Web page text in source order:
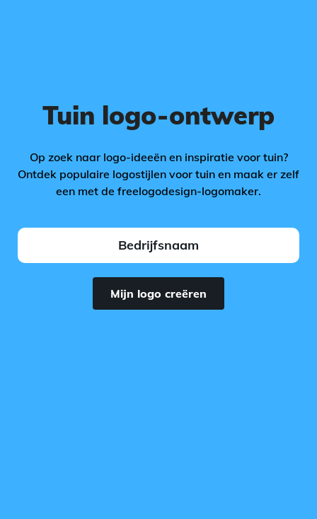
Tuin logo-ontwerp
Op zoek naar logo-ideeën en inspiratie voor tuin?
Ontdek populaire logostijlen voor tuin en maak er zelf
een met de freelogodesign-logomaker.
Mijn logo creëren